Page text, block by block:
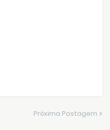
Próxima Postagem